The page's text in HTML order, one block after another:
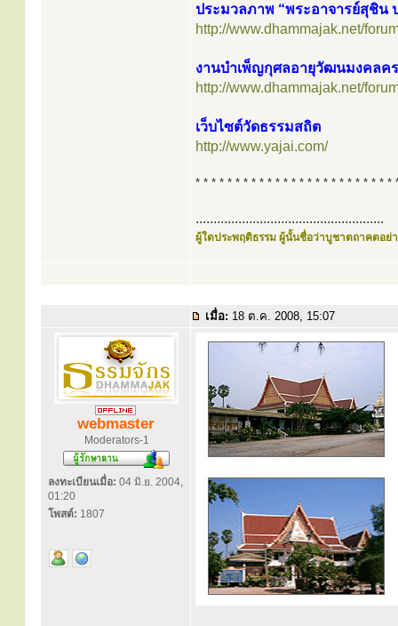
ประมวลภาพ “พระอาจารย์สุชิ
http://www.dhammajak.net/
งานบำเพ็ญกุศลอายุวัฒนมงคลค
http://www.dhammajak.net/
เว็บไซต์วัดธรรมสถิต
http://www.yajai.com/
* * * * * * * * * * * * * * * * * * * * * * * * *
.....................................................
ผู้ใดประพฤติธรรม ผู้นั้นชื่อว่าบูชาตถาคตอย่า
เมื่อ: 18 ต.ค. 2008, 15:07
webmaster
Moderators-1
ลงทะเบียนเมื่อ: 04 มิ.ย. 2004,
01:20
โพสต์: 1807